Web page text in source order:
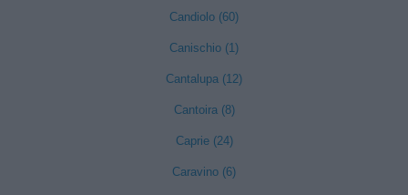
Candiolo (60)
Canischio (1)
Cantalupa (12)
Cantoira (8)
Caprie (24)
Caravino (6)